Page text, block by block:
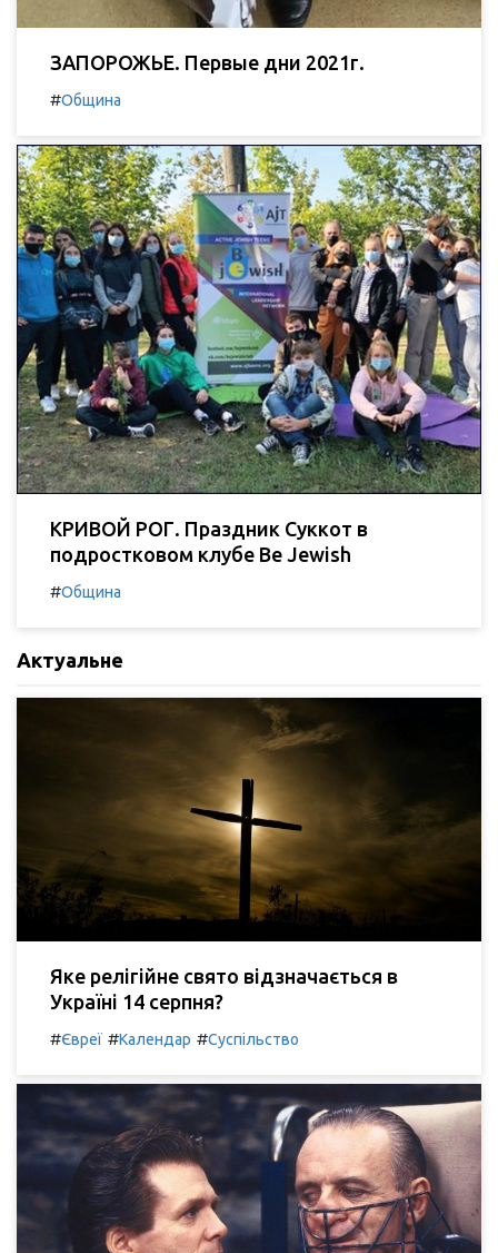
ЗАПОРОЖЬЕ. Первые дни 2021г.
#Община
КРИВОЙ РОГ. Праздник Суккот в
подростковом клубе Be Jewish
#Община
Актуальне
Яке релігійне свято відзначається в
Україні 14 серпня?
#Євреї #Календар #Суспільство